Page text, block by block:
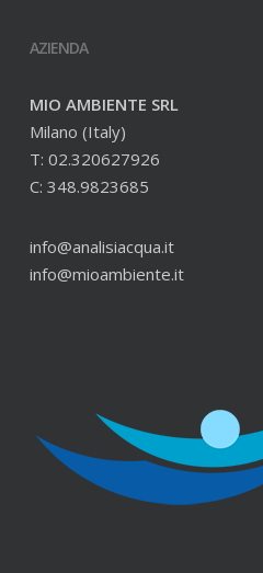
AZIENDA
MIO AMBIENTE SRL
Milano (Italy)
T: 02.320627926
C: 348.9823685
info@analisiacqua.it
info@mioambiente.it